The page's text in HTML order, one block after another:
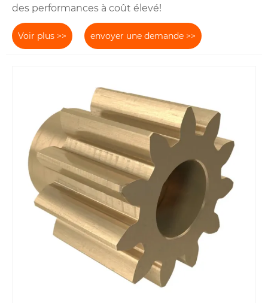
des performances à coût élevé!
Voir plus >> envoyer une demande >>